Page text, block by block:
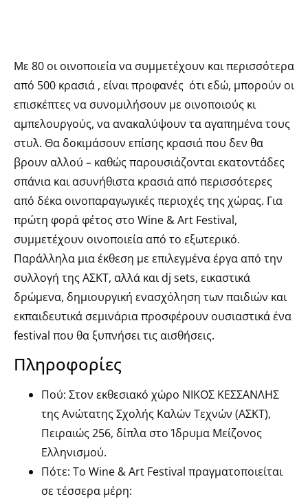
Με 80 οι οινοποιεία να συμμετέχουν και περισσότερα
από 500 κρασιά , είναι προφανές ότι εδώ, μπορούν οι
επισκέπτες να συνομιλήσουν με οινοποιούς κι
αμπελουργούς, να ανακαλύψουν τα αγαπημένα τους
στυλ. Θα δοκιμάσουν επίσης κρασιά που δεν θα
βρουν αλλού – καθώς παρουσιάζονται εκατοντάδες
σπάνια και ασυνήθιστα κρασιά από περισσότερες
από δέκα οινοπαραγωγικές περιοχές της χώρας. Για
πρώτη φορά φέτος στο Wine & Art Festival,
συμμετέχουν οινοποιεία από το εξωτερικό.
Παράλληλα μια έκθεση με επιλεγμένα έργα από την
συλλογή της ΑΣΚΤ, αλλά και dj sets, εικαστικά
δρώμενα, δημιουργική ενασχόληση των παιδιών και
εκπαιδευτικά σεμινάρια προσφέρουν ουσιαστικά ένα
festival που θα ξυπνήσει τις αισθήσεις.
Πληροφορίες
Πού: Στον εκθεσιακό χώρο ΝΙΚΟΣ ΚΕΣΣΑΝΛΗΣ
της Ανώτατης Σχολής Καλών Τεχνών (ΑΣΚΤ),
Πειραιώς 256, δίπλα στο Ίδρυμα Μείζονος
Ελληνισμού.
Πότε: Το Wine & Art Festival πραγματοποιείται
σε τέσσερα μέρη: